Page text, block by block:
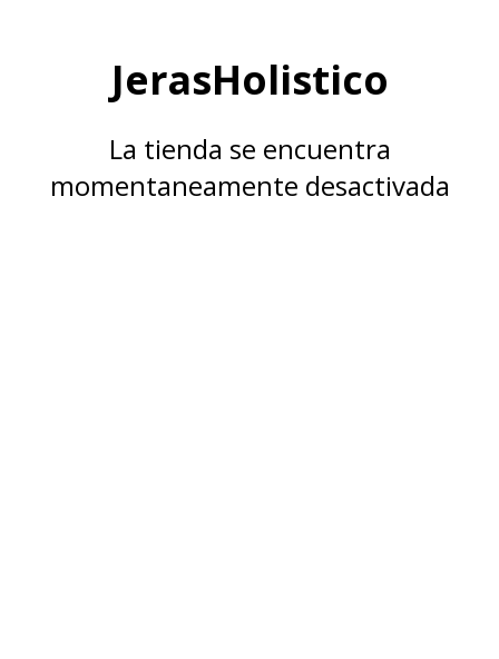
JerasHolistico
La tienda se encuentra
momentaneamente desactivada